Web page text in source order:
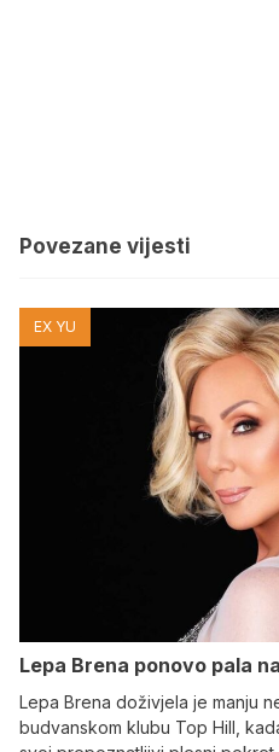
Povezane vijesti
EX YU
Lepa Brena ponovo pala
Lepa Brena doživjela je manju
budvanskom klubu Top Hill,